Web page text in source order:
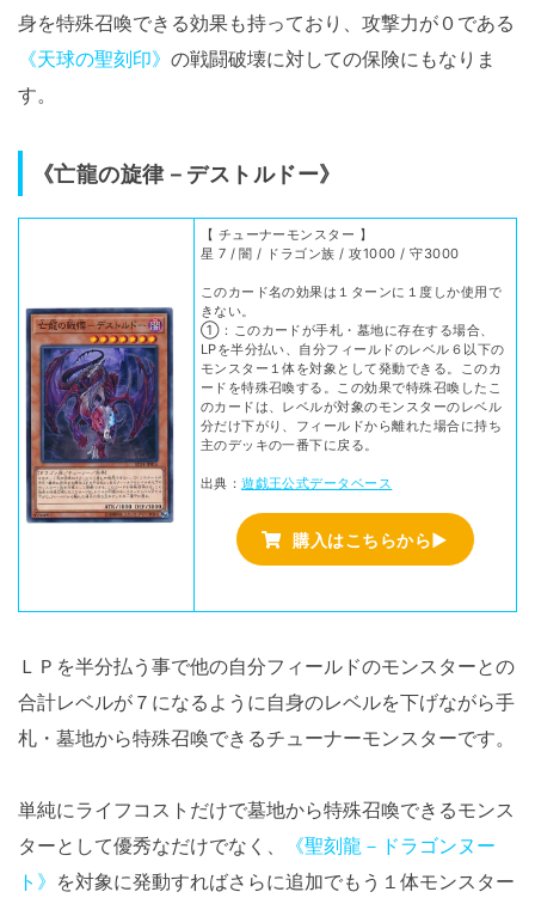
身を特殊召喚できる効果も持っており、攻撃力が０である
《天球の聖刻印》 の戦闘破壊に対しての保険にもなりま
す。
《亡龍の旋律－デストルドー》
【 チューナーモンスター 】
星 7 / 闇 / ドラゴン族 / 攻1000 / 守3000
このカード名の効果は１ターンに１度しか使用で
きない。
①：このカードが手札・墓地に存在する場合、
LPを半分払い、自分フィールドのレベル６以下の
モンスター１体を対象として発動できる。このカ
ードを特殊召喚する。この効果で特殊召喚したこ
のカードは、レベルが対象のモンスターのレベル
分だけ下がり、フィールドから離れた場合に持ち
主のデッキの一番下に戻る。
出典：遊戯王公式データベース
購入はこちらから▶
ＬＰを半分払う事で他の自分フィールドのモンスターとの
合計レベルが７になるように自身のレベルを下げながら手
札・墓地から特殊召喚できるチューナーモンスターです。
単純にライフコストだけで墓地から特殊召喚できるモンス
ターとして優秀なだけでなく、
《聖刻龍－ドラゴンヌー
ト》 を対象に発動すればさらに追加でもう１体モンスター